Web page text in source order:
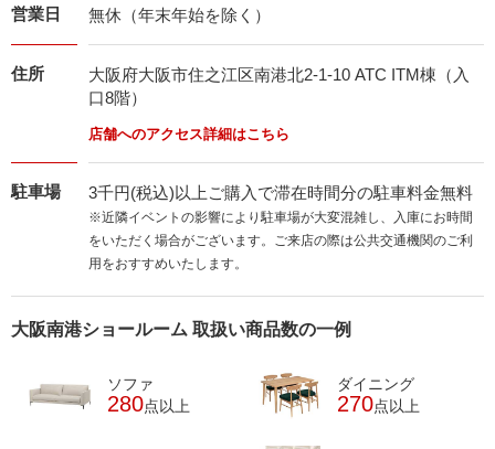
大阪南港ショールーム 取扱い商品数の一例
ソファ
280点以上
ダイニング
270点以上
営業日 無休（年末年始を除く）
住所
大阪府大阪市住之江区南港北2-1-10 ATC ITM棟（入
口8階）
店舗へのアクセス詳細はこちら
駐車場 3千円(税込)以上ご購入で滞在時間分の駐車料金無料
※近隣イベントの影響により駐車場が大変混雑し、入庫にお時間
をいただく場合がございます。ご来店の際は公共交通機関のご利
用をおすすめいたします。